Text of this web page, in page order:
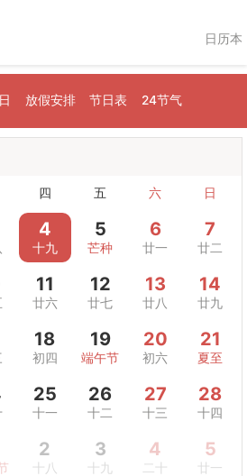
日历本
放假安排 节日表 24节气
四 五 六 日
4
十九
5
芒种
6
廿一
7
廿二
11
廿六
12
廿七
13
廿八
14
廿九
18
初四
19
端午节
20
初六
21
夏至
25
十一
26
十二
27
十三
28
十四
2
十八
3
十九
4 5
廿一